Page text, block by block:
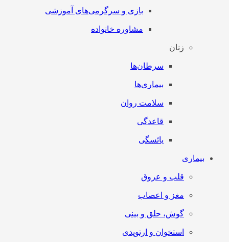
بازی و سرگرمی‌های آموزشی
مشاوره خانواده
زنان
سرطان‌‌ها
بیماری‌ها
سلامت روان
قاعدگی
یائسگی
بیماری
قلب و عروق
مغز و اعصاب
گوش، حلق و بینی
استخوان و ارتوپدی